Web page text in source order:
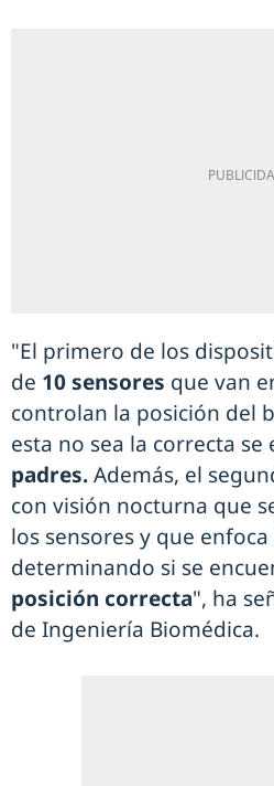
"El primero de los
de 10 sensores que van
controlan la posición del
esta no sea la correcta se
padres.Además, el
con visión nocturna que
los sensores y que
determinando si se
posición correcta", ha
de Ingeniería Biomédica.